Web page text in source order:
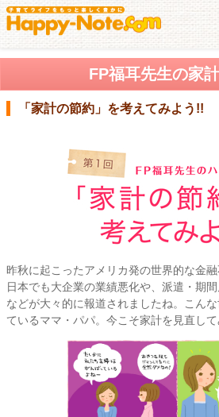
FP福耳先生の家
「家計の節約」を考えてみよう!!
昨秋に起こったアメリカ発の世界的な金融
日本でも大企業の業績悪化や、派遣・期
などが大々的に報道されましたね。こん
ているママ・パパ。今こそ家計を見直し